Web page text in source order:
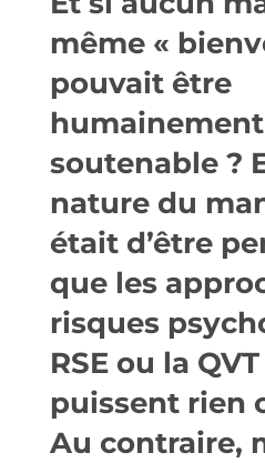
même «
pouvait être
humainement
soutenable ?
nature du
était d’être
que les
risques
RSE ou la QVT
puissent rien
Au contraire,